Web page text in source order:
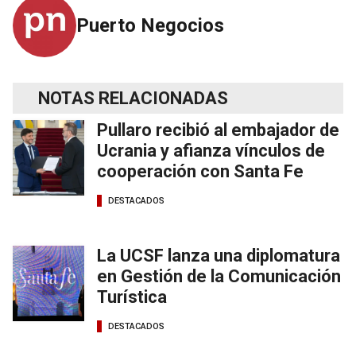
Puerto Negocios
NOTAS RELACIONADAS
Pullaro recibió al embajador de
Ucrania y afianza vínculos de
cooperación con Santa Fe
DESTACADOS
La UCSF lanza una diplomatura
en Gestión de la Comunicación
Turística
DESTACADOS